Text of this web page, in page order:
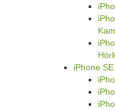
iPhone